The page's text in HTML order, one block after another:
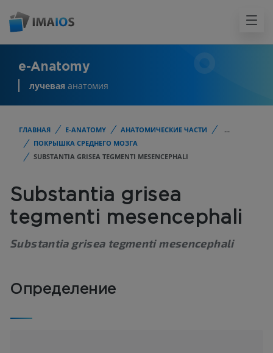
e-Anatomy
лучевая анатомия
ГЛАВНАЯ E-ANATOMY АНАТОМИЧЕСКИЕ ЧАСТИ
...
ПОКРЫШКА СРЕДНЕГО МОЗГА
SUBSTANTIA GRISEA TEGMENTI MESENCEPHALI
Substantia grisea
tegmenti mesencephali
Substantia grisea tegmenti mesencephali
Определение